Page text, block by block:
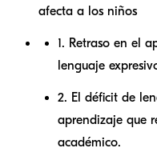
afecta a los niños
1. Retraso en el
lenguaje
2. El déficit de
aprendizaje que
académico.